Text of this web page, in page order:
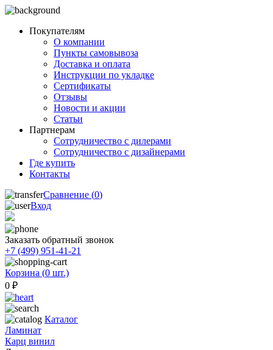
Покупателям
О компании
Пункты самовывоза
Доставка и оплата
Инструкции по укладке
Сертификаты
Отзывы
Новости и акции
Статьи
Партнерам
Сотрудничество с дилерами
Сотрудничество с дизайнерами
Где купить
Контакты
Сравнение (0)
Вход
Заказать обратный звонок
+7 (499) 951-41-21
Корзина (0 шт.)
0 ₽
Каталог
Ламинат
Карц винил